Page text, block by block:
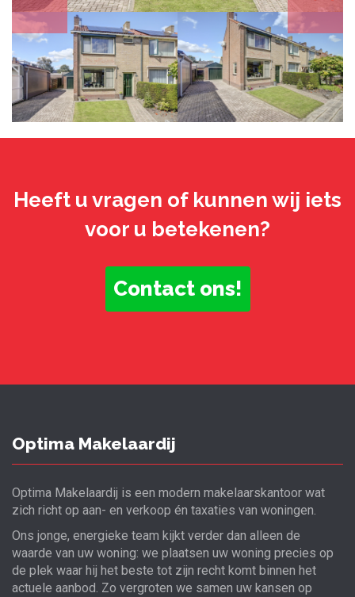
Heeft u vragen of kunnen wij iets
voor u betekenen?
Contact ons!
Optima Makelaardij
Optima Makelaardij is een modern makelaarskantoor wat
zich richt op aan- en verkoop én taxaties van woningen.
Ons jonge, energieke team kijkt verder dan alleen de
waarde van uw woning: we plaatsen uw woning precies op
de plek waar hij het beste tot zijn recht komt binnen het
actuele aanbod. Zo vergroten we samen uw kansen op